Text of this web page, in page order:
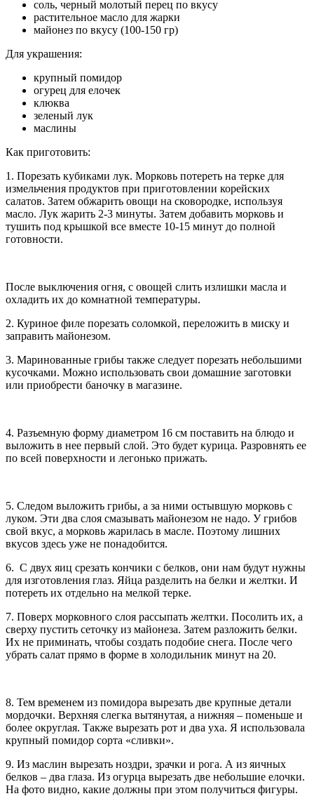
соль, черный молотый перец по вкусу
растительное масло для жарки
майонез по вкусу (100-150 гр)
Для украшения:
крупный помидор
огурец для елочек
клюква
зеленый лук
маслины
Как приготовить:
1. Порезать кубиками лук. Морковь потереть на терке для
измельчения продуктов при приготовлении корейских
салатов. Затем обжарить овощи на сковородке, используя
масло. Лук жарить 2-3 минуты. Затем добавить морковь и
тушить под крышкой все вместе 10-15 минут до полной
готовности.
После выключения огня, с овощей слить излишки масла и
охладить их до комнатной температуры.
2. Куриное филе порезать соломкой, переложить в миску и
заправить майонезом.
3. Маринованные грибы также следует порезать небольшими
кусочками. Можно использовать свои домашние заготовки
или приобрести баночку в магазине.
4. Разъемную форму диаметром 16 см поставить на блюдо и
выложить в нее первый слой. Это будет курица. Разровнять ее
по всей поверхности и легонько прижать.
5. Следом выложить грибы, а за ними остывшую морковь с
луком. Эти два слоя смазывать майонезом не надо. У грибов
свой вкус, а морковь жарилась в масле. Поэтому лишних
вкусов здесь уже не понадобится.
6. С двух яиц срезать кончики с белков, они нам будут нужны
для изготовления глаз. Яйца разделить на белки и желтки. И
потереть их отдельно на мелкой терке.
7. Поверх морковного слоя рассыпать желтки. Посолить их, а
сверху пустить сеточку из майонеза. Затем разложить белки.
Их не приминать, чтобы создать подобие снега. После чего
убрать салат прямо в форме в холодильник минут на 20.
8. Тем временем из помидора вырезать две крупные детали
мордочки. Верхняя слегка вытянутая, а нижняя – поменьше и
более округлая. Также вырезать рот и два уха. Я использовала
крупный помидор сорта «сливки».
9. Из маслин вырезать ноздри, зрачки и рога. А из яичных
белков – два глаза. Из огурца вырезать две небольшие елочки.
На фото видно, какие должны при этом получиться фигуры.